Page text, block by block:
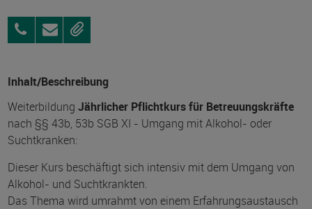
0381
96903075
AnfragenMerken
Inhalt/Beschreibung
Weiterbildung Jährlicher Pflichtkurs für Betreuungskräfte
nach §§ 43b, 53b SGB XI - Umgang mit Alkohol- oder
Suchtkranken:
Dieser Kurs beschäftigt sich intensiv mit dem Umgang von
Alkohol- und Suchtkrankten.
Das Thema wird umrahmt von einem Erfahrungsaustausch